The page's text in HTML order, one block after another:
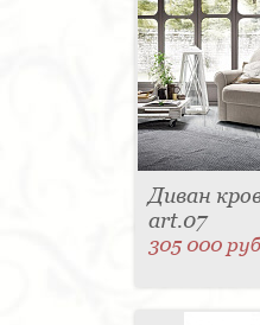
Диван
art.07
305 000